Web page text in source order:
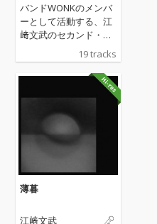
バンドWONKのメンバ
ーとして活動する、江
﨑文武のセカンド・ア
19 tracks
薄暮
江﨑文武